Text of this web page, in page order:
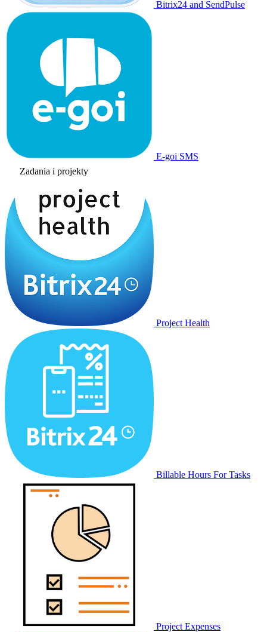
Bitrix24 and SendPulse
E-goi SMS
Zadania i projekty
Project Health
Billable Hours For Tasks
Project Expenses